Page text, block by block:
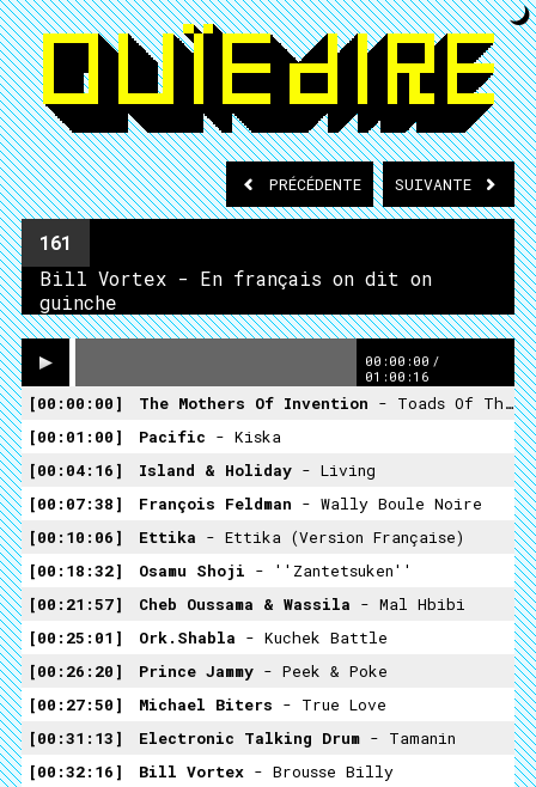
PRÉCÉDENTE SUIVANTE
161
Bill Vortex - En français on dit on
guinche
00:00:00 /
01:00:16
00:00:00 The Mothers Of Invention - Toads Of The Short Forest
00:01:00
Pacific - Kiska
00:04:16
Island & Holiday - Living
00:07:38
François Feldman - Wally Boule Noire
00:10:06
Ettika - Ettika (Version Française)
00:18:32
Osamu Shoji - ''Zantetsuken''
00:21:57
Cheb Oussama & Wassila - Mal Hbibi
00:25:01
Ork.Shabla - Kuchek Battle
00:26:20
Prince Jammy - Peek & Poke
00:27:50
Michael Biters - True Love
00:31:13
Electronic Talking Drum - Tamanin
00:32:16
Bill Vortex - Brousse Billy